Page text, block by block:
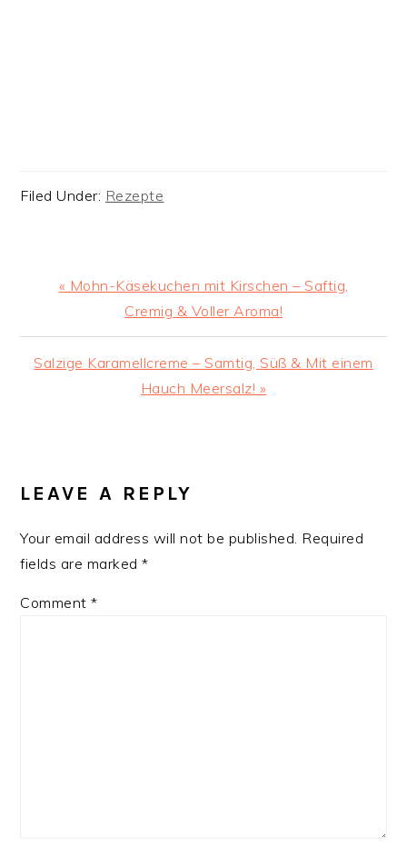
Filed Under: Rezepte
Previous
« Mohn-Käsekuchen mit Kirschen – Saftig,
Cremig & Voller Aroma!
Next
Salzige Karamellcreme – Samtig, Süß & Mit einem
Hauch Meersalz! »
INTERACTIONS
LEAVE A REPLY
Your email address will not be published. Required
fields are marked*
Comment*